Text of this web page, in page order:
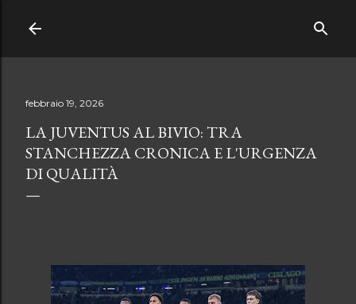
febbraio 19, 2026
LA JUVENTUS AL BIVIO: TRA
STANCHEZZA CRONICA E L'URGENZA
DI QUALITÀ